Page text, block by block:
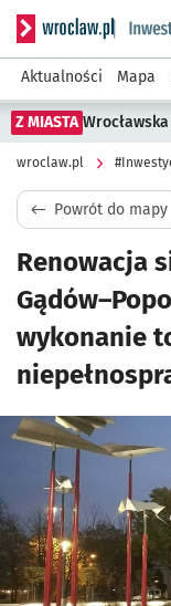
Serwis
Aktualności Mapa
Z MIASTA
wroclaw.pl
Powrót do mapy
Renowacja
wykonanie
Kliknij, aby powiększyć